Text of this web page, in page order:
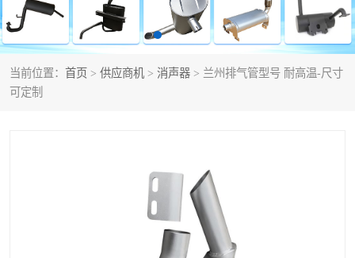
当前位置： 首页 > 供应商机 > 消声器 > 兰州排气管型号 耐高温-尺寸
可定制